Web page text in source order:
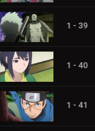
1 - 39
1 - 40
1 - 41